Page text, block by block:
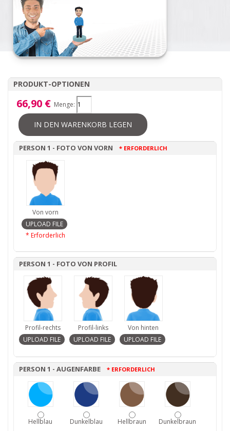
PRODUKT-OPTIONEN
66,90 € Menge:
IN DEN WARENKORB LEGEN
PERSON 1 - FOTO VON VORN * ERFORDERLICH
Von vorn
* Erforderlich
PERSON 1 - FOTO VON PROFIL
Profil-rechts Profil-links Von hinten
PERSON 1 - AUGENFARBE * ERFORDERLICH
Hellblau Dunkelblau Hellbraun Dunkelbraun